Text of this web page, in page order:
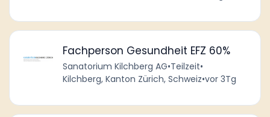
Fachperson Gesundheit EFZ 60%
Sanatorium Kilchberg AG•Teilzeit•
Kilchberg, Kanton Zürich, Schweiz•vor 3Tg